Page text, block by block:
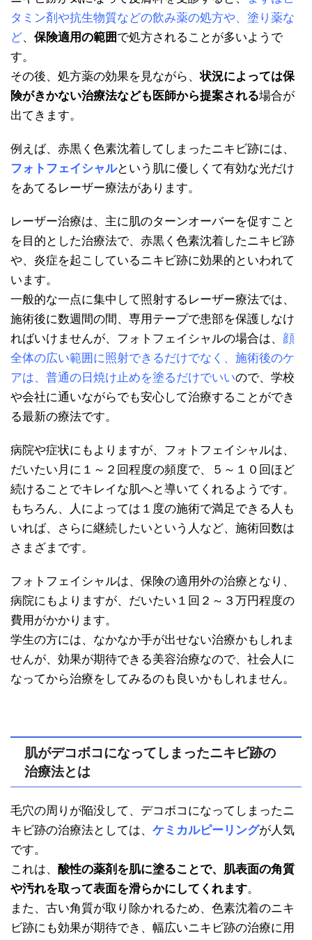
タミン剤や抗生物質などの飲み薬の処方や、塗り薬な
ど、 保険適用の範囲 で処方されることが多いようで
す。
その後、処方薬の効果を見ながら、状況によっては保
険がきかない治療法なども医師から提案される場合が
出てきます。
例えば、赤黒く色素沈着してしまったニキビ跡には、
フォトフェイシャルという肌に優しくて有効な光だけ
をあてるレーザー療法があります。
レーザー治療は、主に肌のターンオーバーを促すこと
を目的とした治療法で、赤黒く色素沈着したニキビ跡
や、炎症を起こしているニキビ跡に効果的といわれて
います。
一般的な一点に集中して照射するレーザー療法では、
施術後に数週間の間、専用テープで患部を保護しなけ
ればいけませんが、フォトフェイシャルの場合は、 顔
全体の広い範囲に照射できるだけでなく、施術後のケ
アは、普通の日焼け止めを塗るだけでいいので、学校
や会社に通いながらでも安心して治療することができ
る最新の療法です。
病院や症状にもよりますが、フォトフェイシャルは、
だいたい月に１～２回程度の頻度で、５～１０回ほど
続けることでキレイな肌へと導いてくれるようです。
もちろん、人によっては１度の施術で満足できる人も
いれば、さらに継続したいという人など、施術回数は
さまざまです。
フォトフェイシャルは、保険の適用外の治療となり、
病院にもよりますが、だいたい１回２～３万円程度の
費用がかかります。
学生の方には、なかなか手が出せない治療かもしれま
せんが、効果が期待できる美容治療なので、社会人に
なってから治療をしてみるのも良いかもしれません。
肌がデコボコになってしまったニキビ跡の
治療法とは
毛穴の周りが陥没して、デコボコになってしまったニ
キビ跡の治療法としては、 ケミカルピーリングが人気
です。
これは、 酸性の薬剤を肌に塗ることで、肌表面の角質
や汚れを取って表面を滑らかにしてくれます。
また、古い角質が取り除かれるため、色素沈着のニキ
ビ跡にも効果が期待でき、幅広いニキビ跡の治療に用